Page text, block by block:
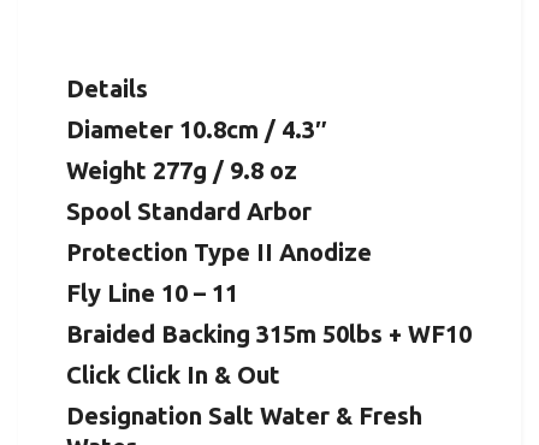
Details
Diameter 10.8cm / 4.3″
Weight 277g / 9.8 oz
Spool Standard Arbor
Protection Type II Anodize
Fly Line 10 – 11
Braided Backing 315m 50lbs + WF10
Click Click In & Out
Designation Salt Water & Fresh